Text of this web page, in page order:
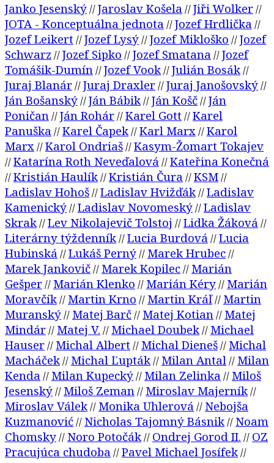
Janko Jesenský//Jaroslav Košela //Jiři Wolker//
JOTA - Konceptuálna jednota //Jozef Hrdlička //
Jozef Leikert //Jozef Lysý//Jozef Mikloško //Jozef
Schwarz //Jozef Sipko //Jozef Smatana //Jozef
Tomášik-Dumín //Jozef Vook//Julián Bosák//
Juraj Blanár//Juraj Draxler//Juraj Janošovský//
Ján Bošanský//Ján Bábik//Ján Košč//Ján
Poničan //Ján Rohár//Karel Gott //Karel
Panuška //Karel Čapek//Karl Marx //Karol
Marx //Karol Ondriaš//Kasym-Žomart Tokajev
//Katarína Roth Neveďalová //Kateřina Konečná
//Kristián Haulík//Kristián Čura //KSM//
Ladislav Hohoš//Ladislav Hvižďák//Ladislav
Kamenický//Ladislav Novomeský//Ladislav
Skrak//Lev Nikolajevič Tolstoj //Lidka Žáková //
Literárny týždenník//Lucia Burdová //Lucia
Hubinská //Lukáš Perný// Marek Hrubec//
Marek Jankovič// Marek Kopilec// Marián
Gešper// Marián Klenko // Marián Kéry// Marián
Moravčík// Martin Krno // Martin Kráľ// Martin
Muranský// Matej Barč// Matej Kotian // Matej
Mindár// Matej V. // Michael Doubek// Michael
Hauser// Michal Albert // Michal Dieneš// Michal
Macháček// Michal Ľupták// Milan Antal // Milan
Kenda // Milan Kupecký// Milan Zelinka // Miloš
Jesenský// Miloš Zeman // Miroslav Majerník//
Miroslav Válek// Monika Uhlerová // Nebojša
Kuzmanović// Nicholas Tajomný Básnik// Noam
Chomsky// Noro Potočák// Ondrej Gorod II. // OZ
Pracujúca chudoba //Pavel Michael Josífek//